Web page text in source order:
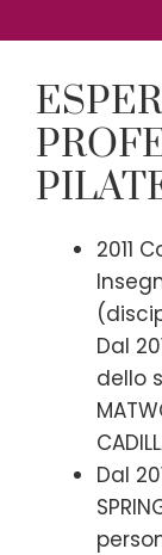
2011
Dal
dello
Dal